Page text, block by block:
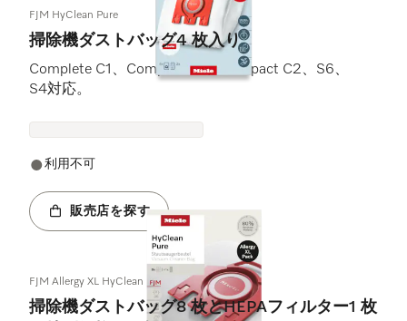
FJM HyClean Pure
掃除機ダストバッグ4 枚入り
Complete C1、Compact C1、Compact C2、S6、
S4対応。
利用不可
販売店を探す
FJM Allergy XL HyClean Pure
掃除機ダストバッグ8 枚とHEPAフィルター1 枚